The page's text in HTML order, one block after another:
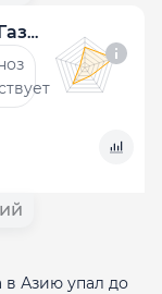
Газпром
в Азию упал до